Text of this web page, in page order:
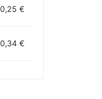
0,25 €
0,34 €